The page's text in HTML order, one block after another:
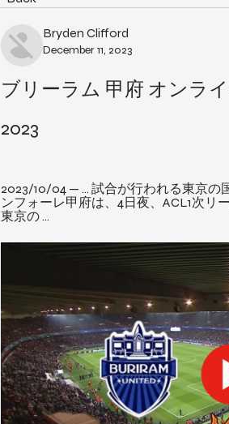
Bryden Clifford
December 11, 2023
ブリーラム 甲府 オンライ
2023
2023/10/04 — ... 試合が行われる東京
ンフォーレ甲府は、4日夜、ACL1次リ
東京の ...